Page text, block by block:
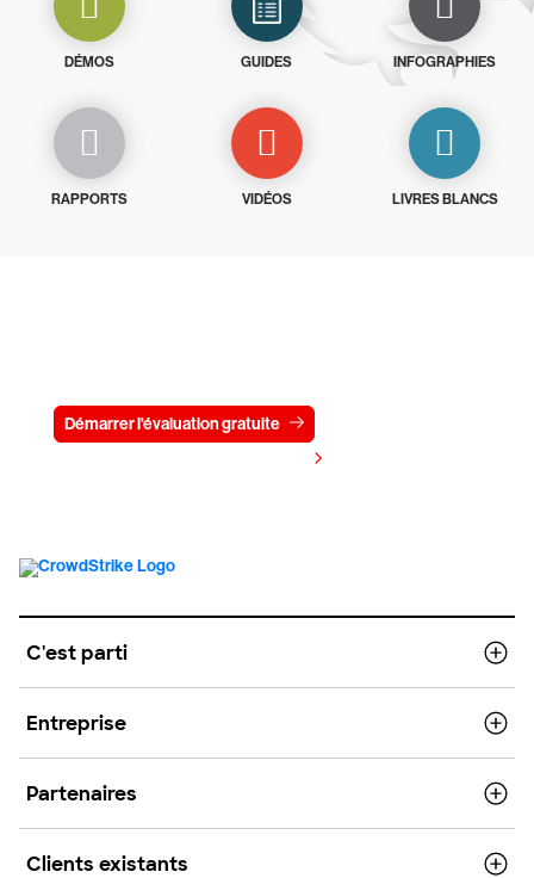
DÉMOS GUIDES INFOGRAPHIES
RAPPORTS VIDÉOS LIVRES BLANCS
Démarrer l'évaluation gratuite
C'est parti
Entreprise
Partenaires
Clients existants